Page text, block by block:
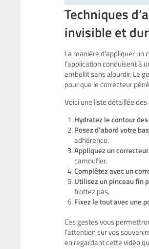
Techniques
invisible et
La manière d’appliquer
l’application conduisent à
embellit sans alourdir. Le
pour que le correcteur
Voici une liste détaillée
Hydratez le contour
Posez d’abord votre
adhérence.
Appliquez un
camoufler.
Complétez avec un
Utilisez un pinceau fin
frottez pas.
Fixez le tout avec une
Ces gestes vous
l’attention sur vos
en regardant cette vidéo